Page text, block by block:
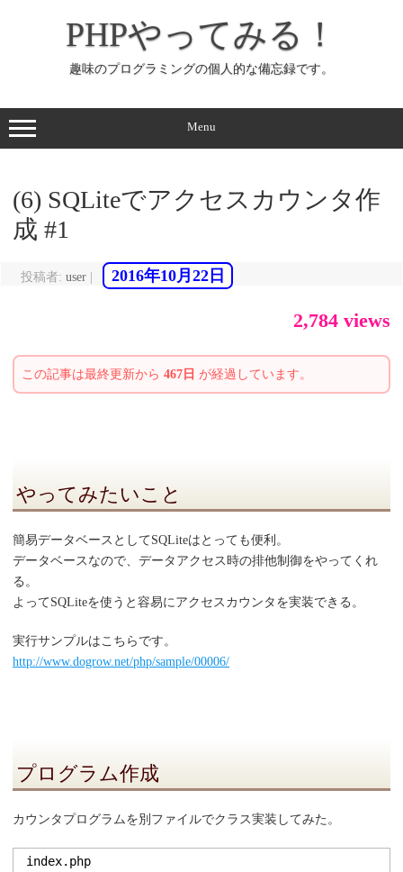
ッ
プ
PHPやってみる！
趣味のプログラミングの個人的な備忘録です。
Menu
(6) SQLiteでアクセスカウンタ作
成 #1
投稿者: user 2016年10月22日
2,784 views
この記事は最終更新から 467日 が経過しています。
やってみたいこと
簡易データベースとしてSQLiteはとっても便利。
データベースなので、データアクセス時の排他制御をやってくれ
る。
よってSQLiteを使うと容易にアクセスカウンタを実装できる。
実行サンプルはこちらです。
http://www.dogrow.net/php/sample/00006/
プログラム作成
カウンタプログラムを別ファイルでクラス実装してみた。
index.php